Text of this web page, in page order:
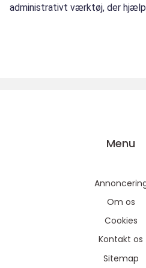
administrativt værktøj, der
Menu
Om os
Cookies
Kontakt os
Sitemap